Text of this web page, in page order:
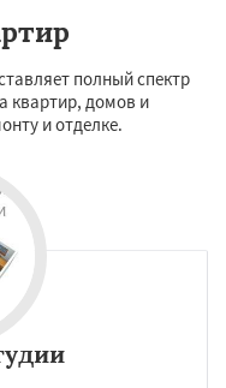
полный спектр
квартир, домов и
и отделке.